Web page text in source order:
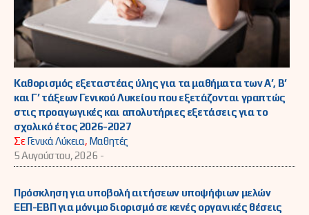
Καθορισμός εξεταστέας ύλης για τα μαθήματα των Α’, Β’
και Γ’ τάξεων Γενικού Λυκείου που εξετάζονται γραπτώς
στις προαγωγικές και απολυτήριες εξετάσεις για το
σχολικό έτος 2026-2027
ΣεΓενικά Λύκεια, Μαθητές
5 Αυγούστου, 2026 -
Πρόσκληση για υποβολή αιτήσεων υποψήφιων μελών
ΕΕΠ-ΕΒΠ για μόνιμο διορισμό σε κενές οργανικές θέσεις